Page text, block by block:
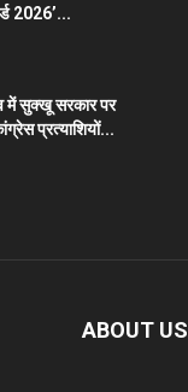
2026’...
में सुक्खू सरकार पर
प्रत्याशियों...
ABOUT US